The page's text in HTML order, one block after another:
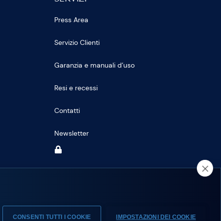
Press Area
Servizio Clienti
Garanzia e manuali d’uso
Resi e recessi
Contatti
Newsletter
CONSENTI TUTTI I COOKIE IMPOSTAZIONI DEI COOKIE